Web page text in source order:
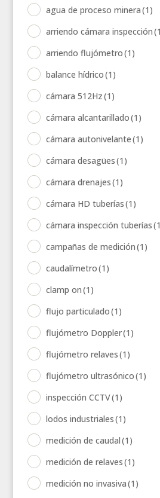
agua de proceso minera(1)
arriendo cámara inspección
arriendo flujómetro(1)
balance hídrico(1)
cámara 512Hz(1)
cámara alcantarillado(1)
cámara autonivelante(1)
cámara desagües(1)
cámara drenajes(1)
cámara HD tuberías(1)
cámara inspección tuberías
campañas de medición(1)
caudalímetro(1)
clamp on(1)
flujo particulado(1)
flujómetro Doppler(1)
flujómetro relaves(1)
flujómetro ultrasónico(1)
inspección CCTV(1)
lodos industriales(1)
medición de caudal(1)
medición de relaves(1)
medición no invasiva(1)